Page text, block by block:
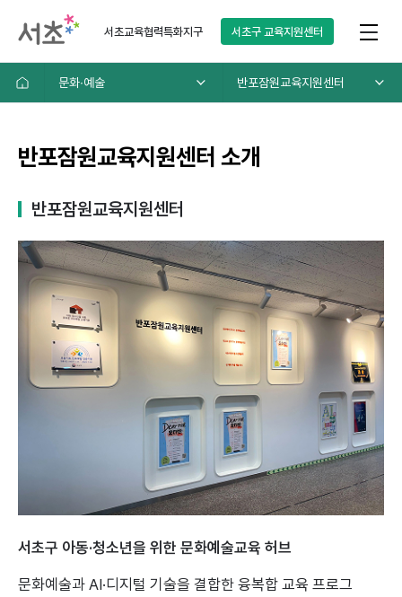
서초교육협력특화지구 서초구교육지원센터
문화∙예술 반포잠원교육지원센터
반포잠원교육지원센터 소개
반포잠원교육지원센터
서초구 아동·청소년을 위한 문화예술교육 허브
문화예술과 AI·디지털 기술을 결합한 융복합 교육 프로그